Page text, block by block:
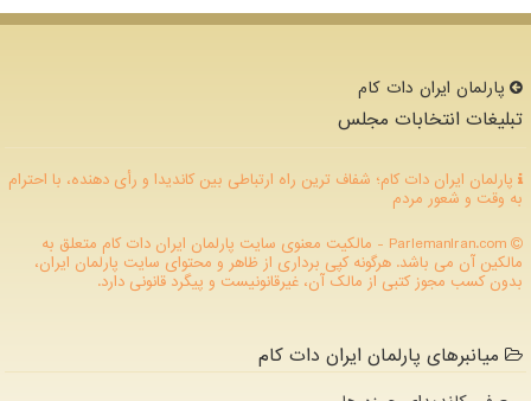
پارلمان ایران دات كام
تبلیغات انتخابات مجلس
پارلمان ایران دات کام؛ شفاف ترین راه ارتباطی بین کاندیدا و رأی دهنده، با احترام
به وقت و شعور مردم
ParlemanIran.com - مالکیت معنوی سایت پارلمان ایران دات كام متعلق به
مالکین آن می باشد. هرگونه کپی برداری از ظاهر و محتوای سایت پارلمان ایران،
بدون کسب مجوز کتبی از مالک آن، غیرقانونیست و پیگرد قانونی دارد.
میانبرهای پارلمان ایران دات کام